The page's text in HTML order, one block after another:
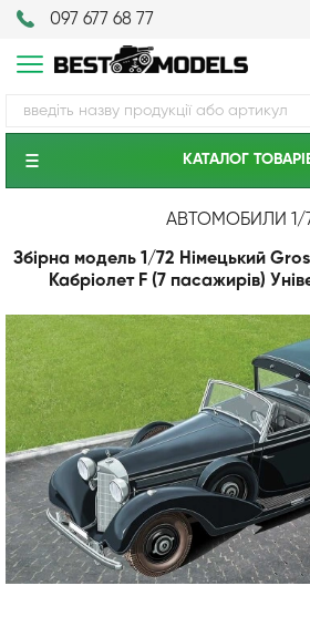
097 677 68 77
КАТАЛОГ
АВТОМОБИЛИ 1/
Збірна модель 1/72 Німецький
Кабріолет F (7 пасажирів)